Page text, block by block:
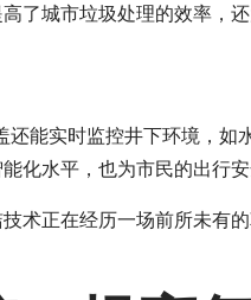
了城市垃圾处理的效率，
能实时监控井下环境，
化水平，也为市民的出行安
术正在经历一场前所未有